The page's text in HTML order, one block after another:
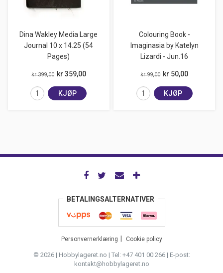
Dina Wakley Media Large
Journal 10 x 14.25 (54
Pages)
kr 399,00 kr 359,00
KJØP
Colouring Book -
Imaginasia by Katelyn
Lizardi - Jun.16
kr 99,00 kr 50,00
KJØP
BETALINGSALTERNATIVER
Personvernerklæring Cookie policy
© 2026 | Hobbylageret.no | Tel: +47 401 00 266 | E-post:
kontakt@hobbylageret.no